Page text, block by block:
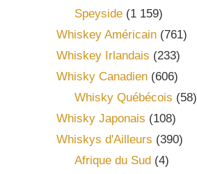
Speyside(1 159)
Whiskey Américain (761)
Whiskey Irlandais (233)
Whisky Canadien (606)
Whisky Québécois (58)
Whisky Japonais (108)
Whiskys d'Ailleurs (390)
Afrique du Sud(4)